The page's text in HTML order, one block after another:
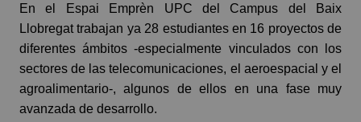
En el Espai Emprèn UPC del Campus del Baix
Llobregat trabajan ya 28 estudiantes en 16 proyectos de
diferentes ámbitos -especialmente vinculados con los
sectores de las telecomunicaciones, el aeroespacial y el
agroalimentario-, algunos de ellos en una fase muy
avanzada de desarrollo.